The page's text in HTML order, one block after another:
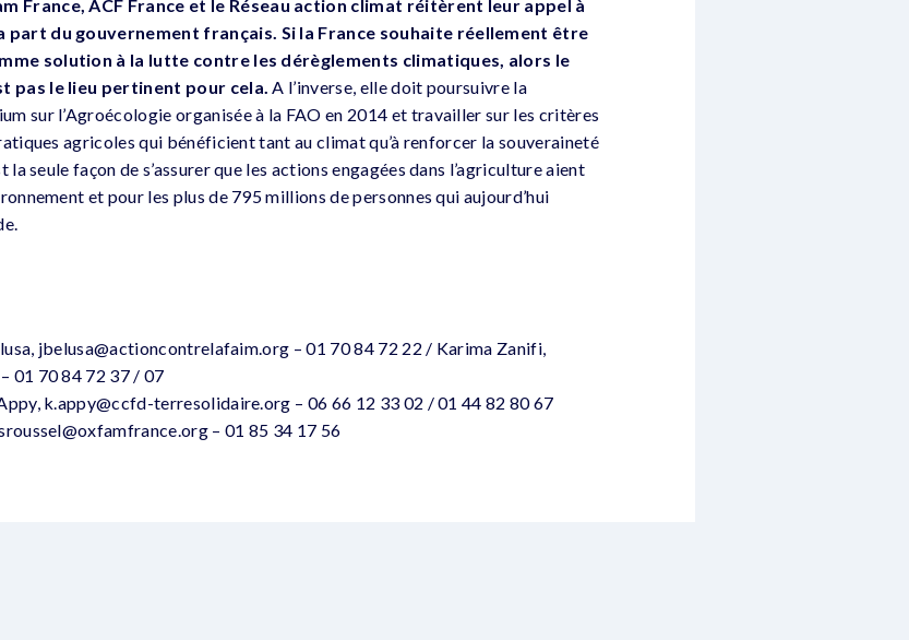
France, ACF France et le Réseau action climat réitèrent leur appel à
part du gouvernement français. Si la France souhaite réellement être
solution à la lutte contre les dérèglements climatiques, alors le
pas le lieu pertinent pour cela. A l’inverse, elle doit poursuivre la
sur l’Agroécologie organisée à la FAO en 2014 et travailler sur les critères
agricoles qui bénéficient tant au climat qu’à renforcer la souveraineté
seule façon de s’assurer que les actions engagées dans l’agriculture aient
et pour les plus de 795 millions de personnes qui aujourd’hui
jbelusa@actioncontrelafaim.org – 01 70 84 72 22 / Karima Zanifi,
01 70 84 72 37 / 07
k.appy@ccfd-terresolidaire.org – 06 66 12 33 02 / 01 44 82 80 67
– 01 85 34 17 56